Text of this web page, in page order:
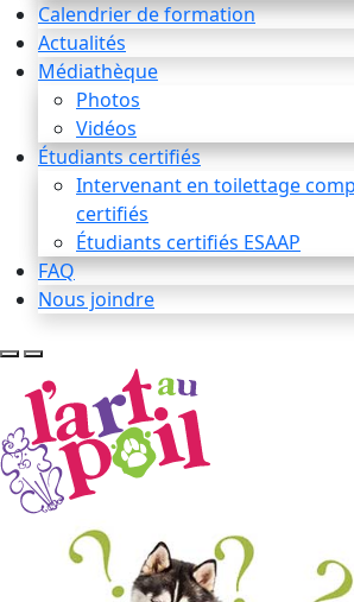
Calendrier de formation
Actualités
Médiathèque
Photos
Vidéos
Étudiants certifiés
Intervenant en toilettage
certifiés
Étudiants certifiés ESAAP
FAQ
Nous joindre